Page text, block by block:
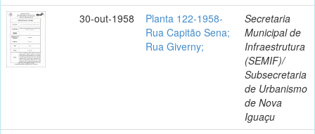
30-out-1958
Planta 122-1958-
Rua Capitão Sena;
Rua Giverny;
Secretaria
Municipal de
Infraestrutura
(SEMIF)/
Subsecretaria
de Urbanismo
de Nova
Iguaçu